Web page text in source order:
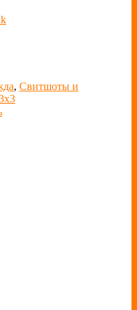
, Свитшоты и